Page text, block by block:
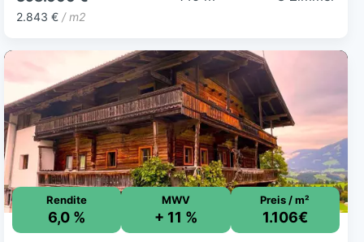
2.843 € / m2
Rendite
6,0 %
MWV
+ 11 %
Preis / m²
1.106€